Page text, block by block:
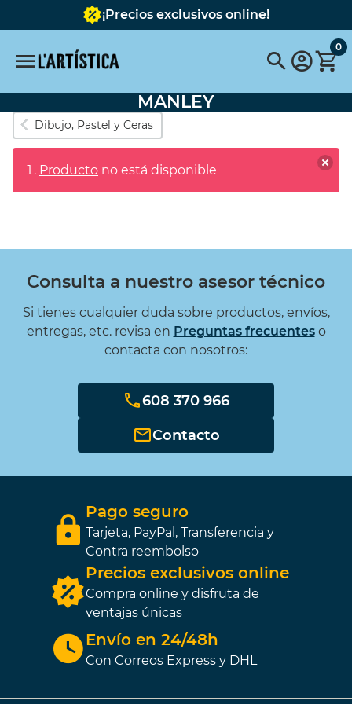
¡Precios exclusivos online!
Búsquedas populares
vallejo pinceles
pinceles escoda
FABER CASTELL
Pebeo pebeo vitrail
Tavola
OPACOS 60ML
REDONDO CON
TELA 40 cms.
10,22 €
ESTUCHE 96
PROMARKER
295,00 € (15%)
250,75 €
LEFRANC&BOURGEOIS
1000ml
0
MANLEY
Dibujo, Pastel y Ceras
Producto no está disponible
Consulta a nuestro asesor técnico
Si tienes cualquier duda sobre productos, envíos,
entregas, etc. revisa en Preguntas frecuenteso
contacta con nosotros:
608 370 966
Contacto
Pago seguro
Tarjeta, PayPal, Transferencia y
Contra reembolso
Precios exclusivos online
Compra online y disfruta de
ventajas únicas
Envío en 24/48h
Con Correos Express y DHL